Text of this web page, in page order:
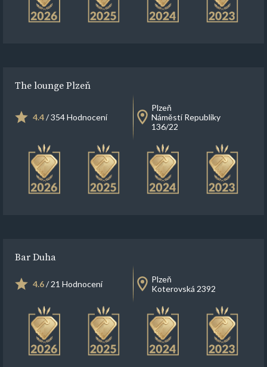
The lounge Plzeň
4.4/ 354 Hodnocení
Plzeň
Náměstí Republiky
136/22
Bar Duha
4.6/ 21 Hodnocení
Plzeň
Koterovská 2392